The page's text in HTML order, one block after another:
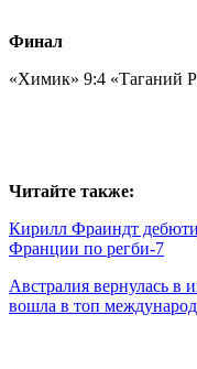
Финал
«Химик» 9:4 «Таганий
Читайте также:
Кирилл Фраиндт
Франции по регби-7
Австралия вернулась в
вошла в топ